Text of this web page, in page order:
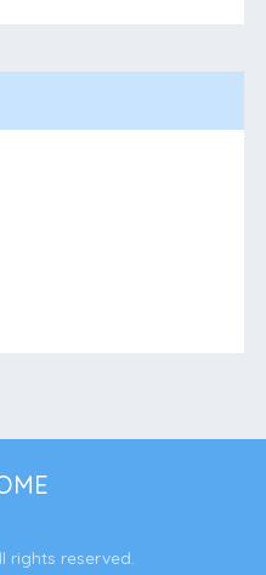
rights reserved.